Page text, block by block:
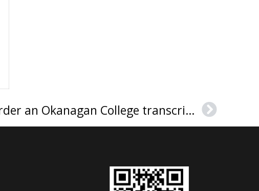
How much to order an Okanagan College transcript, 复制奥肯那根学院成绩单 Next